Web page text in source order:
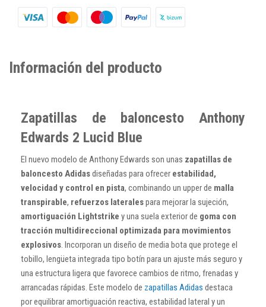
Información del producto
Zapatillas de baloncesto Anthony
Edwards 2 Lucid Blue
El nuevo modelo de Anthony Edwards son unas zapatillas de
baloncesto Adidasdiseñadas para ofrecer estabilidad,
velocidad y control en pista, combinando un upper de malla
transpirable, refuerzos lateralespara mejorar la sujeción,
amortiguación Lightstrike y una suela exterior de goma con
tracción multidireccional optimizada para movimientos
explosivos. Incorporan un diseño de media bota que protege el
tobillo, lengüeta integrada tipo botín para un ajuste más seguro y
una estructura ligera que favorece cambios de ritmo, frenadas y
arrancadas rápidas. Este modelo de zapatillas Adidas destaca
por equilibrar amortiguación reactiva, estabilidad lateral y un